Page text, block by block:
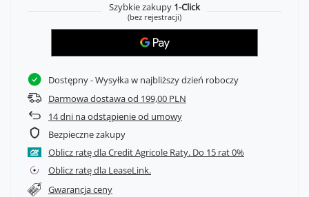
Szybkie zakupy 1-Click
(bez rejestracji)
Dostępny- Wysyłka w najbliższy dzień roboczy
Darmowa dostawa od 199,00 PLN
14dni na odstąpienie od umowy
Bezpieczne zakupy
Oblicz ratę dla Credit Agricole Raty.
Oblicz ratę dla LeaseLink.
Gwarancja ceny